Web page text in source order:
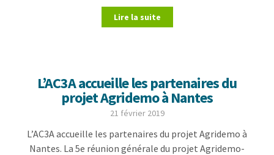
Lire la suite
L’AC3A accueille les partenaires du
projet Agridemo à Nantes
21 février 2019
L’AC3A accueille les partenaires du projet Agridemo à
Nantes. La 5e réunion générale du projet Agridemo-